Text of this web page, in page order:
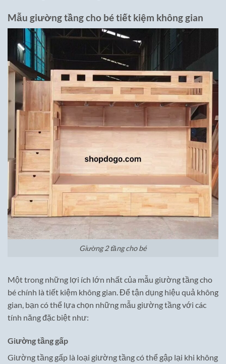
Mẫu giường tầng cho bétiết kiệm không gian
Giường 2 tầng cho bé
Một trong những lợi ích lớn nhất của mẫu giường tầng cho
bé chính là tiết kiệm không gian. Để tận dụng hiệu quả không
gian, bạn có thể lựa chọn những mẫu giường tầng với các
tính năng đặc biệt như:
Giường tầng gấp
Giường tầng gấp là loại giường tầng có thể gập lại khi không